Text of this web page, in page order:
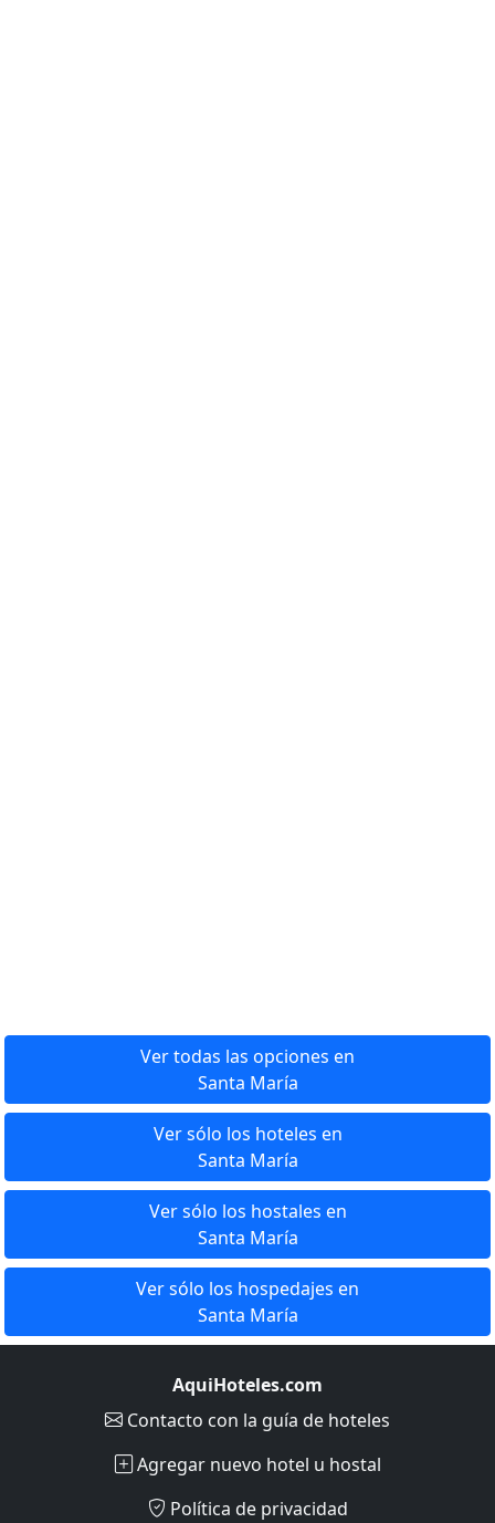
Ver todas las opciones en
Santa María
Ver sólo los hoteles en
Santa María
Ver sólo los hostales en
Santa María
Ver sólo los hospedajes en
Santa María
AquiHoteles.com
Contacto con la guía de hoteles
Agregar nuevo hotel u hostal
Política de privacidad